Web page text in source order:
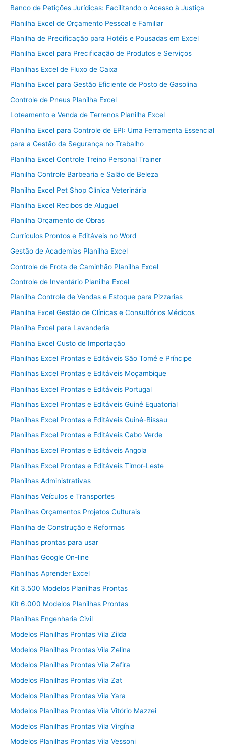
Banco de Petições Jurídicas: Facilitando o Acesso à Justiça
Planilha Excel de Orçamento Pessoal e Familiar
Planilha de Precificação para Hotéis e Pousadas em Excel
Planilha Excel para Precificação de Produtos e Serviços
Planilhas Excel de Fluxo de Caixa
Planilha Excel para Gestão Eficiente de Posto de Gasolina
Controle de Pneus Planilha Excel
Loteamento e Venda de Terrenos Planilha Excel
Planilha Excel para Controle de EPI: Uma Ferramenta Essencial
para a Gestão da Segurança no Trabalho
Planilha Excel Controle Treino Personal Trainer
Planilha Controle Barbearia e Salão de Beleza
Planilha Excel Pet Shop Clínica Veterinária
Planilha Excel Recibos de Aluguel
Planilha Orçamento de Obras
Currículos Prontos e Editáveis no Word
Gestão de Academias Planilha Excel
Controle de Frota de Caminhão Planilha Excel
Controle de Inventário Planilha Excel
Planilha Controle de Vendas e Estoque para Pizzarias
Planilha Excel Gestão de Clínicas e Consultórios Médicos
Planilha Excel para Lavanderia
Planilha Excel Custo de Importação
Planilhas Excel Prontas e Editáveis São Tomé e Príncipe
Planilhas Excel Prontas e Editáveis Moçambique
Planilhas Excel Prontas e Editáveis Portugal
Planilhas Excel Prontas e Editáveis Guiné Equatorial
Planilhas Excel Prontas e Editáveis Guiné-Bissau
Planilhas Excel Prontas e Editáveis Cabo Verde
Planilhas Excel Prontas e Editáveis Angola
Planilhas Excel Prontas e Editáveis Timor-Leste
Planilhas Administrativas
Planilhas Veículos e Transportes
Planilhas Orçamentos Projetos Culturais
Planilha de Construção e Reformas
Planilhas prontas para usar
Planilhas Google On-line
Planilhas Aprender Excel
Kit 3.500 Modelos Planilhas Prontas
Kit 6.000 Modelos Planilhas Prontas
Planilhas Engenharia Civil
Modelos Planilhas Prontas Vila Zilda
Modelos Planilhas Prontas Vila Zelina
Modelos Planilhas Prontas Vila Zefira
Modelos Planilhas Prontas Vila Zat
Modelos Planilhas Prontas Vila Yara
Modelos Planilhas Prontas Vila Vitório Mazzei
Modelos Planilhas Prontas Vila Virgínia
Modelos Planilhas Prontas Vila Vessoni